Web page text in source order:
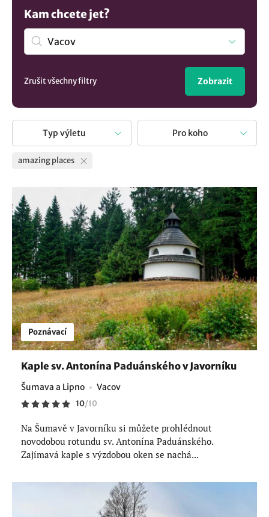
Kam chcete jet?
Zrušit všechny filtry Zobrazit
Typ výletu Pro koho
amazing places
Poznávací
Kaple sv. Antonína Paduánského v Javorníku
Šumava a Lipno Vacov
10/10
Na Šumavě v Javorníku si můžete prohlédnout
novodobou rotundu sv. Antonína Paduánského.
Zajímavá kaple s výzdobou oken se nachá...